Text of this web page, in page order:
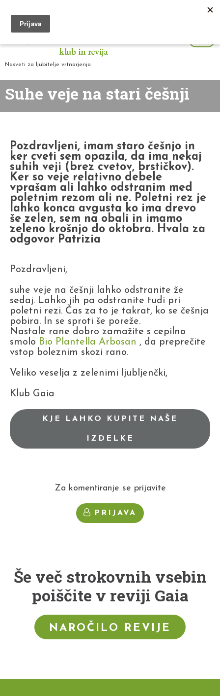
Nasveti za ljubitelje vrtnarjenja
Suhe veje na stari češnji
Pozdravljeni, imam staro češnjo in
ker cveti sem opazila, da ima nekaj
suhih veji (brez cvetov, brstičkov).
Ker so veje relativno debele
vprašam ali lahko odstranim med
poletnim rezom ali ne. Poletni rez je
lahko konca avgusta ko ima drevo
še zelen, sem na obali in imamo
zeleno krošnjo do oktobra. Hvala za
odgovor Patrizia
Pozdravljeni,
suhe veje na češnji lahko odstranite že
sedaj. Lahko jih pa odstranite tudi pri
poletni rezi. Čas za to je takrat, ko se češnja
pobira. In se sproti še poreže.
Nastale rane dobro zamažite s cepilno
smolo Bio Plantella Arbosan , da preprečite
vstop boleznim skozi rano.
Veliko veselja z zelenimi ljubljenčki,
Klub Gaia
KJE LAHKO KUPITE NAŠE
IZDELKE
Za komentiranje se prijavite
PRIJAVA
Še več strokovnih vsebin
poiščite v reviji Gaia
NAROČILO REVIJE